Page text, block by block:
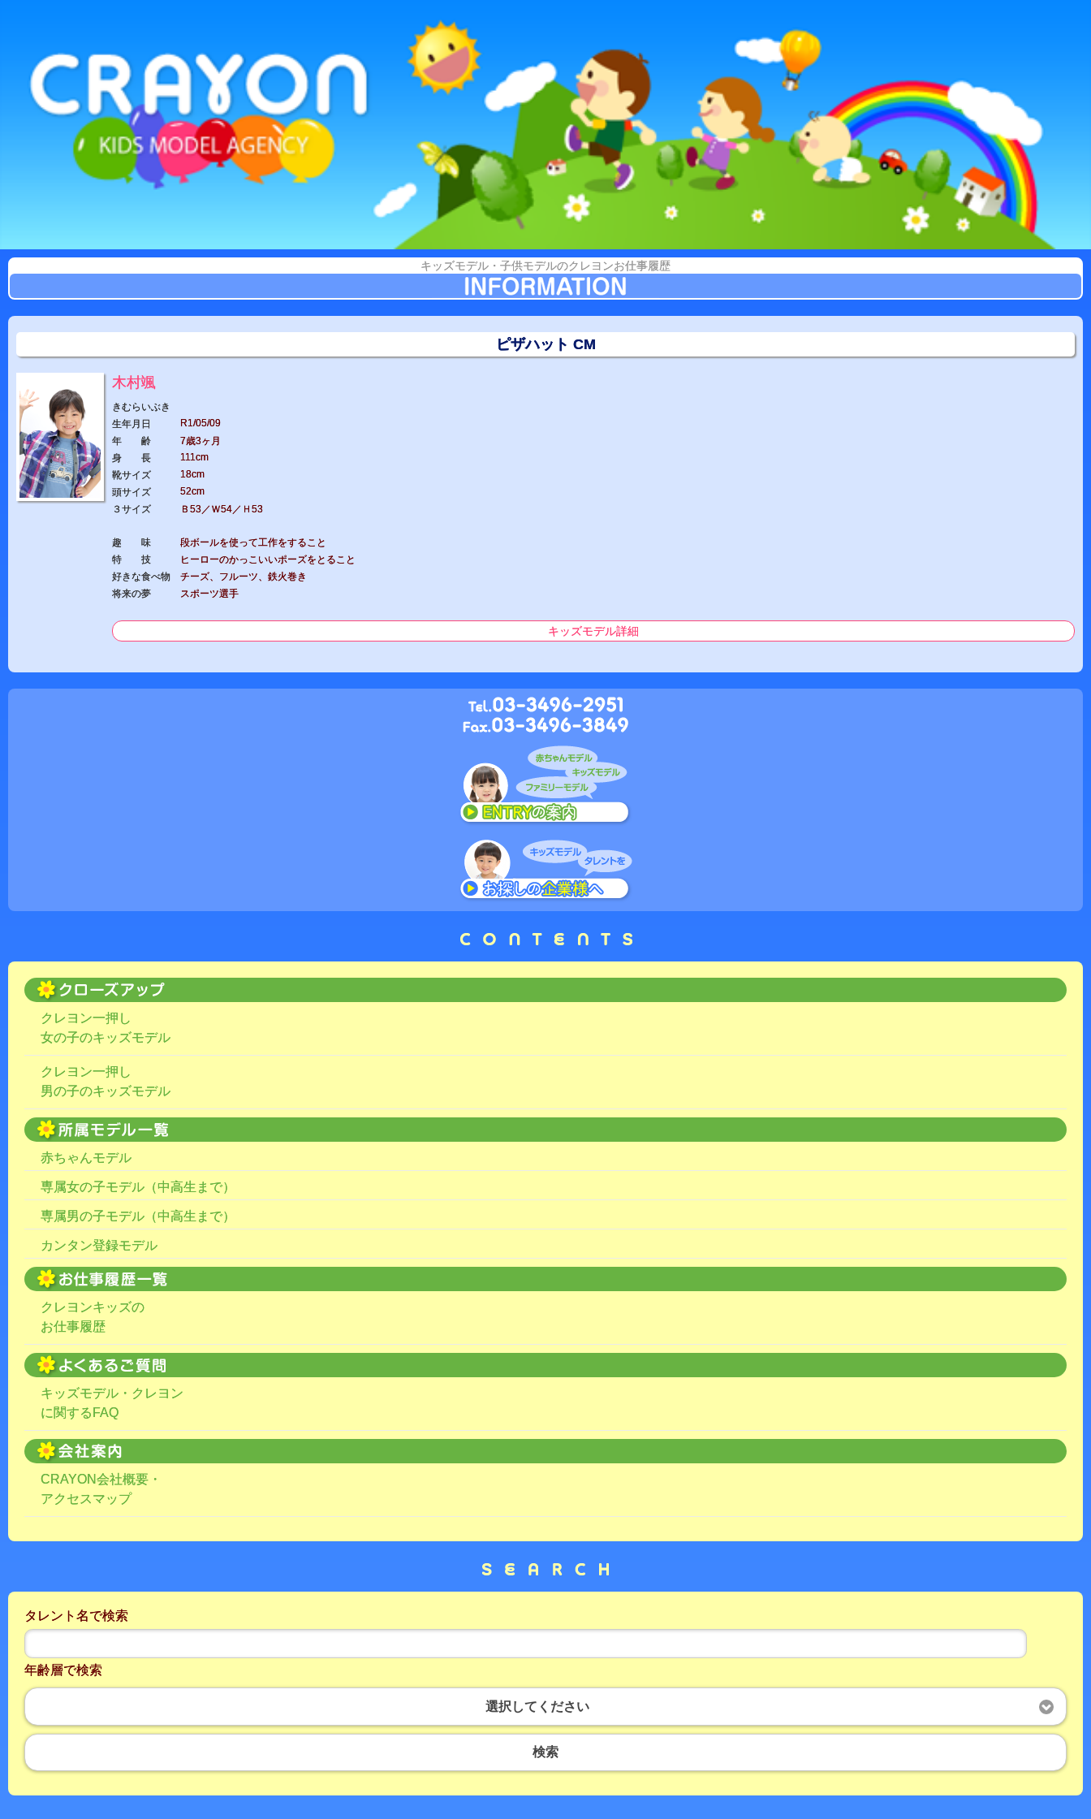
キッズモデル・子供モデルのクレヨンお仕事履歴
ピザハット CM
木村颯
きむらいぶき
生年月日
R1/05/09
年 齢
7歳3ヶ月
身 長
111cm
靴サイズ
18cm
頭サイズ
52cm
３サイズ
Ｂ53／Ｗ54／Ｈ53
趣 味
段ボールを使って工作をすること
特 技
ヒーローのかっこいいポーズをとること
好きな食べ物
チーズ、フルーツ、鉄火巻き
将来の夢
スポーツ選手
キッズモデル詳細
クレヨン一押し
女の子のキッズモデル
クレヨン一押し
男の子のキッズモデル
赤ちゃんモデル
専属女の子モデル（中高生まで）
専属男の子モデル（中高生まで）
カンタン登録モデル
クレヨンキッズの
お仕事履歴
キッズモデル・クレヨン
に関するFAQ
CRAYON会社概要・
アクセスマップ
タレント名で検索
年齢層で検索
選択してください
検索